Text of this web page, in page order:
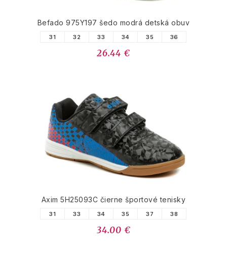
Befado 975Y197 šedo modrá detská obuv
31 32 33 34 35 36
26.44 €
Axim 5H25093C čierne športové tenisky
31 33 34 35 37 38
34.00 €